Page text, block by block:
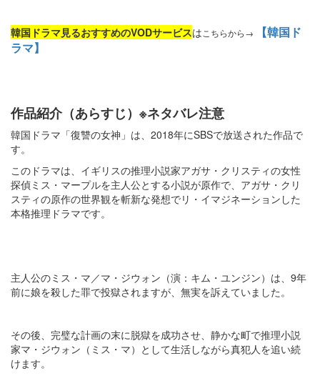
韓国ドラマ見るおすすめのVODサービスは こちらから→
【韓国ド
ラマ】
作品紹介（あらすじ）※ネタバレ注意
韓国ドラマ「復讐の女神」は、2018年にSBSで放送された作品で
す。
このドラマは、イギリスの推理小説家アガサ・クリスティの女性
探偵ミス・マープルを主人公とする小説が原作で、アガサ・クリ
スティの原作の世界観を斬新な発想でリ・イマジネーションした
本格推理ドラマです​​​​。
主人公のミス・マ／マ・ジウォン（演：キム・ユンジン）は、9年
前に娘を殺した罪で投獄されますが、無実を訴えていました。
その後、完璧な計画の末に脱獄を成功させ、静かな町で推理小説
家マ・ジウォン（ミス・マ）として生活しながら真犯人を追い続
けます​​​​。